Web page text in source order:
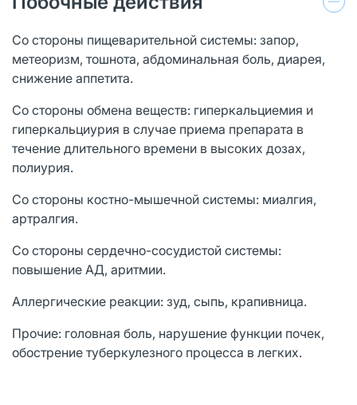
Со стороны пищеварительной системы: запор,
метеоризм, тошнота, абдоминальная боль, диарея,
снижение аппетита.
Со стороны обмена веществ: гиперкальциемия и
гиперкальциурия в случае приема препарата в
течение длительного времени в высоких дозах,
полиурия.
Со стороны костно-мышечной системы: миалгия,
артралгия.
Со стороны сердечно-сосудистой системы:
повышение АД, аритмии.
Аллергические реакции: зуд, сыпь, крапивница.
Прочие: головная боль, нарушение функции почек,
обострение туберкулезного процесса в легких.